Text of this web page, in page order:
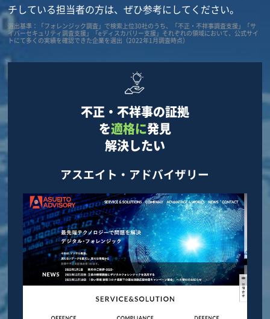
チしている担当者の方は、ぜひ参考にしてください。
選出基準：「フォレンジック調査」で検索上位30社のうち、「不正・不祥事調査支援」「サ
イバーセキュリティ調査支援」「eディスカバリー支援」それぞれの領域において、公式サイ
トにて多くの実績を確認できた企業を選出（2022年1月調査時点）
不正・不祥事の証拠
を適格に発見
解決したい
アスエイト・アドバイザリー